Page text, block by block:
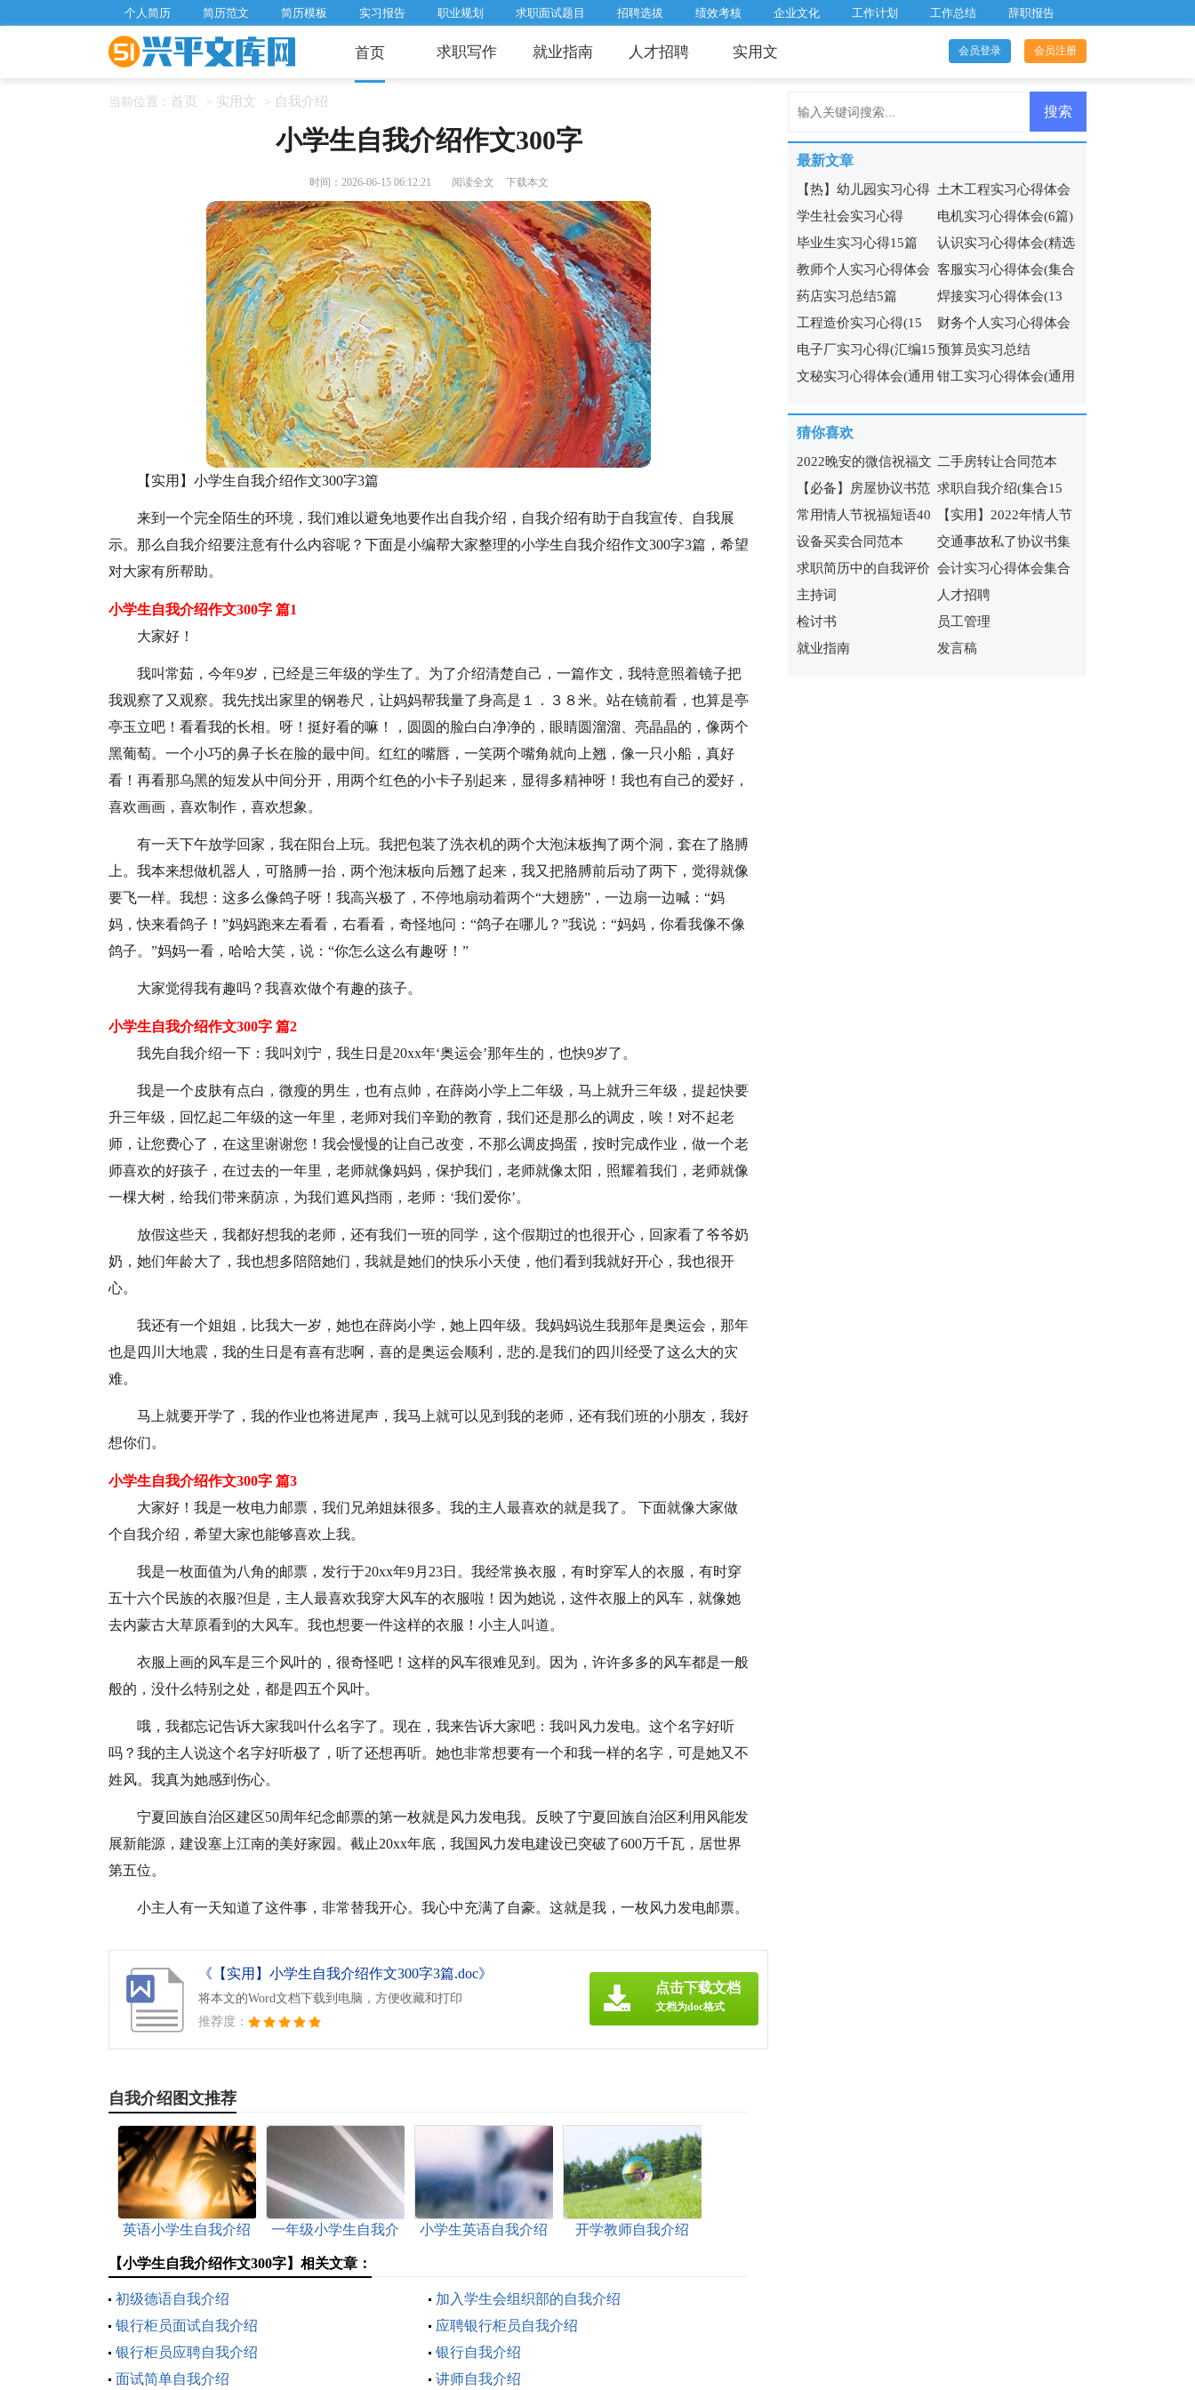
个人简历 简历范文 简历模板 实习报告 职业规划 求职面试题目 招聘选拔 绩效考核 企业文化 工作计划 工作总结 辞职报告
首页 求职写作 就业指南 人才招聘 实用文 会员登录 会员注册
当前位置： 首页 > 实用文 > 自我介绍
小学生自我介绍作文300字
时间：2026-06-15 06:12:21 阅读全文 下载本文
【实用】小学生自我介绍作文300字3篇
来到一个完全陌生的环境，我们难以避免地要作出自我介绍，自我介绍有助于自我宣传、自我展
示。那么自我介绍要注意有什么内容呢？下面是小编帮大家整理的小学生自我介绍作文300字3篇，希望
对大家有所帮助。
小学生自我介绍作文300字 篇1
大家好！
我叫常茹，今年9岁，已经是三年级的学生了。为了介绍清楚自己，一篇作文，我特意照着镜子把
我观察了又观察。我先找出家里的钢卷尺，让妈妈帮我量了身高是１．３８米。站在镜前看，也算是亭
亭玉立吧！看看我的长相。呀！挺好看的嘛！，圆圆的脸白白净净的，眼睛圆溜溜、亮晶晶的，像两个
黑葡萄。一个小巧的鼻子长在脸的最中间。红红的嘴唇，一笑两个嘴角就向上翘，像一只小船，真好
看！再看那乌黑的短发从中间分开，用两个红色的小卡子别起来，显得多精神呀！我也有自己的爱好，
喜欢画画，喜欢制作，喜欢想象。
有一天下午放学回家，我在阳台上玩。我把包装了洗衣机的两个大泡沫板掏了两个洞，套在了胳膊
上。我本来想做机器人，可胳膊一抬，两个泡沫板向后翘了起来，我又把胳膊前后动了两下，觉得就像
要飞一样。我想：这多么像鸽子呀！我高兴极了，不停地扇动着两个“大翅膀”，一边扇一边喊：“妈
妈，快来看鸽子！”妈妈跑来左看看，右看看，奇怪地问：“鸽子在哪儿？”我说：“妈妈，你看我像不像
鸽子。”妈妈一看，哈哈大笑，说：“你怎么这么有趣呀！”
大家觉得我有趣吗？我喜欢做个有趣的孩子。
小学生自我介绍作文300字 篇2
我先自我介绍一下：我叫刘宁，我生日是20xx年‘奥运会’那年生的，也快9岁了。
我是一个皮肤有点白，微瘦的男生，也有点帅，在薛岗小学上二年级，马上就升三年级，提起快要
升三年级，回忆起二年级的这一年里，老师对我们辛勤的教育，我们还是那么的调皮，唉！对不起老
师，让您费心了，在这里谢谢您！我会慢慢的让自己改变，不那么调皮捣蛋，按时完成作业，做一个老
师喜欢的好孩子，在过去的一年里，老师就像妈妈，保护我们，老师就像太阳，照耀着我们，老师就像
一棵大树，给我们带来荫凉，为我们遮风挡雨，老师：‘我们爱你’。
放假这些天，我都好想我的老师，还有我们一班的同学，这个假期过的也很开心，回家看了爷爷奶
奶，她们年龄大了，我也想多陪陪她们，我就是她们的快乐小天使，他们看到我就好开心，我也很开
心。
我还有一个姐姐，比我大一岁，她也在薛岗小学，她上四年级。我妈妈说生我那年是奥运会，那年
也是四川大地震，我的生日是有喜有悲啊，喜的是奥运会顺利，悲的.是我们的四川经受了这么大的灾
难。
马上就要开学了，我的作业也将进尾声，我马上就可以见到我的老师，还有我们班的小朋友，我好
想你们。
小学生自我介绍作文300字 篇3
大家好！我是一枚电力邮票，我们兄弟姐妹很多。我的主人最喜欢的就是我了。 下面就像大家做
个自我介绍，希望大家也能够喜欢上我。
我是一枚面值为八角的邮票，发行于20xx年9月23日。我经常换衣服，有时穿军人的衣服，有时穿
五十六个民族的衣服?但是，主人最喜欢我穿大风车的衣服啦！因为她说，这件衣服上的风车，就像她
去内蒙古大草原看到的大风车。我也想要一件这样的衣服！小主人叫道。
衣服上画的风车是三个风叶的，很奇怪吧！这样的风车很难见到。因为，许许多多的风车都是一般
般的，没什么特别之处，都是四五个风叶。
哦，我都忘记告诉大家我叫什么名字了。现在，我来告诉大家吧：我叫风力发电。这个名字好听
吗？我的主人说这个名字好听极了，听了还想再听。她也非常想要有一个和我一样的名字，可是她又不
姓风。我真为她感到伤心。
宁夏回族自治区建区50周年纪念邮票的第一枚就是风力发电我。反映了宁夏回族自治区利用风能发
展新能源，建设塞上江南的美好家园。截止20xx年底，我国风力发电建设已突破了600万千瓦，居世界
第五位。
小主人有一天知道了这件事，非常替我开心。我心中充满了自豪。这就是我，一枚风力发电邮票。
《【实用】小学生自我介绍作文300字3篇.doc》
将本文的Word文档下载到电脑，方便收藏和打印
推荐度：
点击下载文档
文档为doc格式
自我介绍图文推荐
英语小学生自我介绍
一年级小学生自我介
小学生英语自我介绍 开学教师自我介绍
【小学生自我介绍作文300字】相关文章：
初级德语自我介绍
加入学生会组织部的自我介绍
银行柜员面试自我介绍
应聘银行柜员自我介绍
银行柜员应聘自我介绍
银行自我介绍
面试简单自我介绍
讲师自我介绍
最新文章
【热】幼儿园实习心得 土木工程实习心得体会
(集锦15篇)
学生社会实习心得
电机实习心得体会(6篇)
毕业生实习心得15篇
认识实习心得体会(精选
15篇)
教师个人实习心得体会
集锦15篇
客服实习心得体会(集合
15篇)
药店实习总结5篇
焊接实习心得体会(13
篇)
工程造价实习心得(15
篇)
财务个人实习心得体会
9篇
电子厂实习心得(汇编15
篇)
预算员实习总结
文秘实习心得体会(通用 钳工实习心得体会(通用
猜你喜欢
2022晚安的微信祝福文
案
二手房转让合同范本
【必备】房屋协议书范
文锦集九篇
求职自我介绍(集合15
篇)
常用情人节祝福短语40
条
【实用】2022年情人节
祝福短语汇编65句
设备买卖合同范本
交通事故私了协议书集
合7篇
求职简历中的自我评价
合集15篇
会计实习心得体会集合
15篇
主持词
人才招聘
检讨书
员工管理
就业指南
发言稿